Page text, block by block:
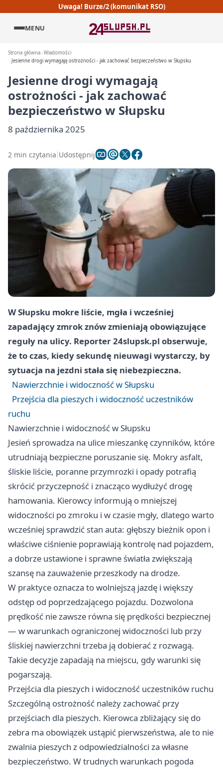
Uwaga! Burze/2 (komunikat RSO)
MENU
Strona główna Wiadomości
Jesienne drogi wymagają ostrożności - jak zachować bezpieczeństwo w Słupsku
Jesienne drogi wymagają
ostrożności - jak zachować
bezpieczeństwo w Słupsku
8 października 2025
2 min czytania Udostępnij
W Słupsku mokre liście, mgła i wcześniej
zapadający zmrok znów zmieniają obowiązujące
reguły na ulicy. Reporter 24slupsk.pl obserwuje,
że to czas, kiedy sekundę nieuwagi wystarczy, by
sytuacja na jezdni stała się niebezpieczna.
Nawierzchnie i widoczność w Słupsku
Przejścia dla pieszych i widoczność uczestników
ruchu
Nawierzchnie i widoczność w Słupsku
Jesień sprowadza na ulice mieszankę czynników, które
utrudniają bezpieczne poruszanie się. Mokry asfalt,
śliskie liście, poranne przymrozki i opady potrafią
skrócić przyczepność i znacząco wydłużyć drogę
hamowania. Kierowcy informują o mniejszej
widoczności po zmroku i w czasie mgły, dlatego warto
wcześniej sprawdzić stan auta: głębszy bieżnik opon i
właściwe ciśnienie poprawiają kontrolę nad pojazdem,
a dobrze ustawione i sprawne światła zwiększają
szansę na zauważenie przeszkody na drodze.
W praktyce oznacza to wolniejszą jazdę i większy
odstęp od poprzedzającego pojazdu. Dozwolona
prędkość nie zawsze równa się prędkości bezpiecznej
— w warunkach ograniczonej widoczności lub przy
śliskiej nawierzchni trzeba ją dobierać z rozwagą.
Takie decyzje zapadają na miejscu, gdy warunki się
pogarszają.
Przejścia dla pieszych i widoczność uczestników ruchu
Szczególną ostrożność należy zachować przy
przejściach dla pieszych. Kierowca zbliżający się do
zebra ma obowiązek ustąpić pierwszeństwa, ale to nie
zwalnia pieszych z odpowiedzialności za własne
bezpieczeństwo. W trudnych warunkach pogoda